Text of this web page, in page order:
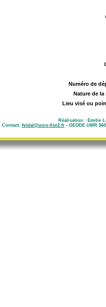
Numéro de
Nature de la
Lieu visé ou
Réalisation : Emilie
Contact: fvidal@univ-tlse2.fr- GEODE UMR